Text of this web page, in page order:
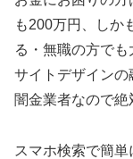
も200万円、しか
る・無職の方でも
サイトデザインの
闇金業者なので絶
スマホ検索で簡単